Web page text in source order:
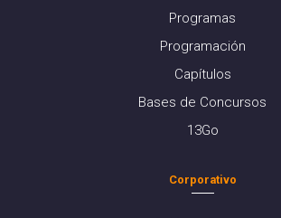
Programas
Programación
Capítulos
Bases de Concursos
13Go
Corporativo